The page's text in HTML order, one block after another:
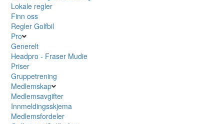
Lokale regler
Finn oss
Regler Golfbil
Pro
Generelt
Headpro - Fraser Mudie
Priser
Gruppetrening
Medlemskap
Medlemsavgifter
Innmeldingsskjema
Medlemsfordeler